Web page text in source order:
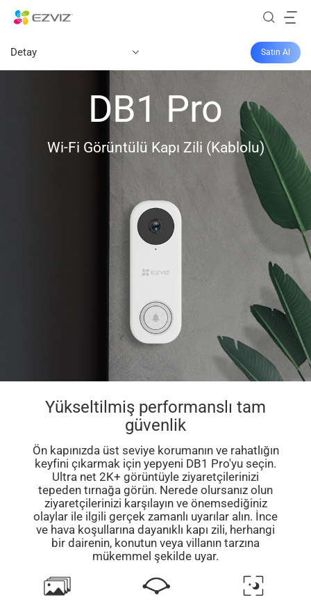
Detay Satın Al
DB1 Pro
Wi-Fi Görüntülü Kapı Zili (Kablolu)
Yükseltilmiş performanslı tam
güvenlik
Ön kapınızda üst seviye korumanın ve rahatlığın
keyfini çıkarmak için yepyeni DB1 Pro'yu seçin.
Ultra net 2K+ görüntüyle ziyaretçilerinizi
tepeden tırnağa görün. Nerede olursanız olun
ziyaretçilerinizi karşılayın ve önemsediğiniz
olaylar ile ilgili gerçek zamanlı uyarılar alın. İnce
ve hava koşullarına dayanıklı kapı zili, herhangi
bir dairenin, konutun veya villanın tarzına
mükemmel şekilde uyar.